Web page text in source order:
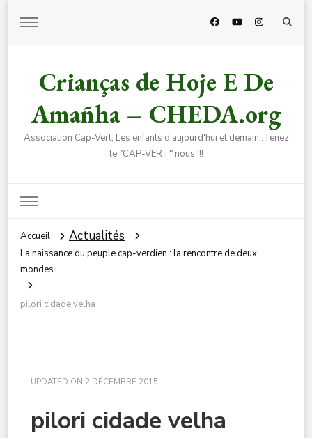
Crianças de Hoje E De
Amañha – CHEDA.org
Association Cap-Vert, Les enfants d'aujourd'hui et demain :Tenez
le "CAP-VERT" nous !!!
Accueil Actualités
La naissance du peuple cap-verdien : la rencontre de deux
mondes
pilori cidade velha
UPDATED ON 2 DÉCEMBRE 2015
pilori cidade velha